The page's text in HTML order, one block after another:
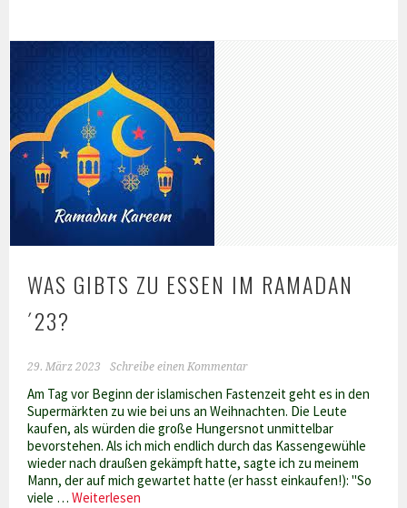
WAS GIBTS ZU ESSEN IM RAMADAN
´23?
29. März 2023 Schreibe einen Kommentar
Am Tag vor Beginn der islamischen Fastenzeit geht es in den
Supermärkten zu wie bei uns an Weihnachten. Die Leute
kaufen, als würden die große Hungersnot unmittelbar
bevorstehen. Als ich mich endlich durch das Kassengewühle
wieder nach draußen gekämpft hatte, sagte ich zu meinem
Mann, der auf mich gewartet hatte (er hasst einkaufen!): "So
viele …Weiterlesen